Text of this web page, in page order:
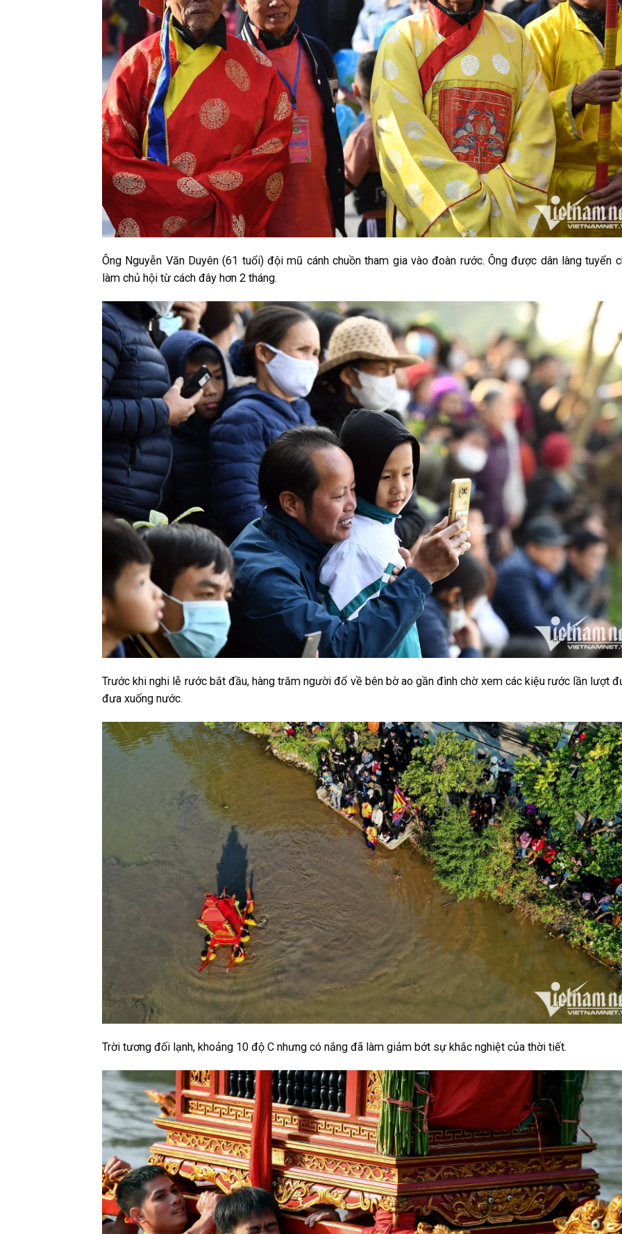
Ông Nguyễn Văn Duyên (61 tuổi) đội mũ cánh chuồn tham gia vào đoàn rước. Ông được dân làng tuyển
làm chủ hội từ cách đây hơn 2 tháng.
Trước khi nghi lễ rước bắt đầu, hàng trăm người đổ về bên bờ ao gần đình chờ xem các kiệu rước lần lượt
đưa xuống nước.
Trời tương đối lạnh, khoảng 10 độ C nhưng có nắng đã làm giảm bớt sự khắc nghiệt của thời tiết.